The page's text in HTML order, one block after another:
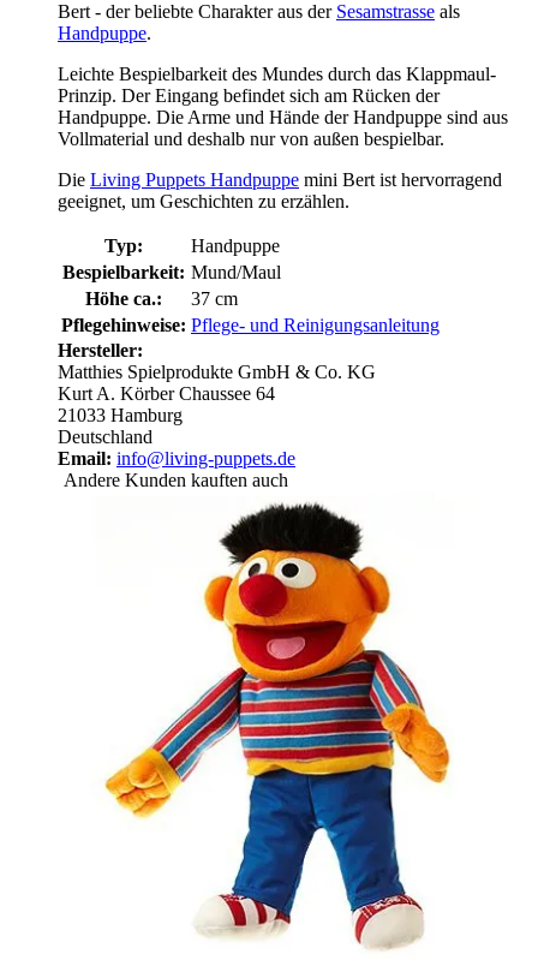
Bert - der beliebte Charakter aus der Sesamstrasse als
Handpuppe.
Leichte Bespielbarkeit des Mundes durch das Klappmaul-
Prinzip. Der Eingang befindet sich am Rücken der
Handpuppe. Die Arme und Hände der Handpuppe sind aus
Vollmaterial und deshalb nur von außen bespielbar.
Die Living Puppets Handpuppe mini Bert ist hervorragend
geeignet, um Geschichten zu erzählen.
Typ:
Handpuppe
Bespielbarkeit: Mund/Maul
Höhe ca.:
37 cm
Pflegehinweise: Pflege- und Reinigungsanleitung
Hersteller:
Matthies Spielprodukte GmbH & Co. KG
Kurt A. Körber Chaussee 64
21033 Hamburg
Deutschland
Email: info@living-puppets.de
Andere Kunden kauften auch